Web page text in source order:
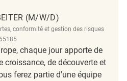
(M/W/D)
conformité et gestion des risques
chaque jour apporte de
croissance, de découverte et
ferez partie d'une équipe